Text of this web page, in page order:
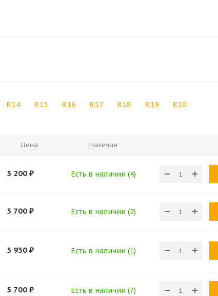
R14 R15 R16 R17 R18 R19 R20
Цена Наличие
5 200 ₽ Есть в наличии (4)
5 700 ₽ Есть в наличии (2)
5 930 ₽ Есть в наличии (1)
5 700 ₽ Есть в наличии (7)